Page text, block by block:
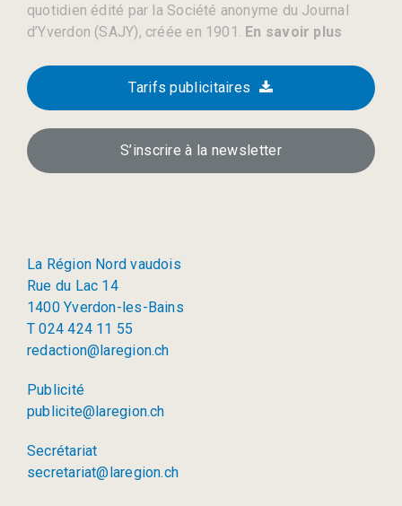
quotidien édité par la Société anonyme du Journal
d’Yverdon (SAJY), créée en 1901. En savoir plus
Tarifs publicitaires
S’inscrire à la newsletter
La Région Nord vaudois
Rue du Lac 14
1400 Yverdon-les-Bains
T 024 424 11 55
redaction@laregion.ch
Publicité
publicite@laregion.ch
Secrétariat
secretariat@laregion.ch